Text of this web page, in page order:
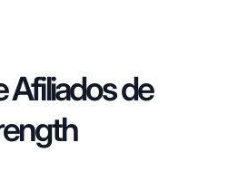
Afiliados de